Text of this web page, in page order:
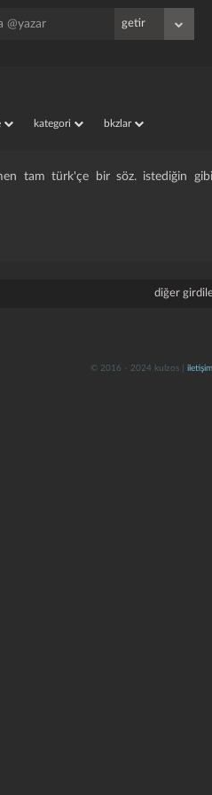
kategori bkzlar
tam türk'çe bir söz. istediğin
diğer
© 2016 - 2024 kulzos | iletişim